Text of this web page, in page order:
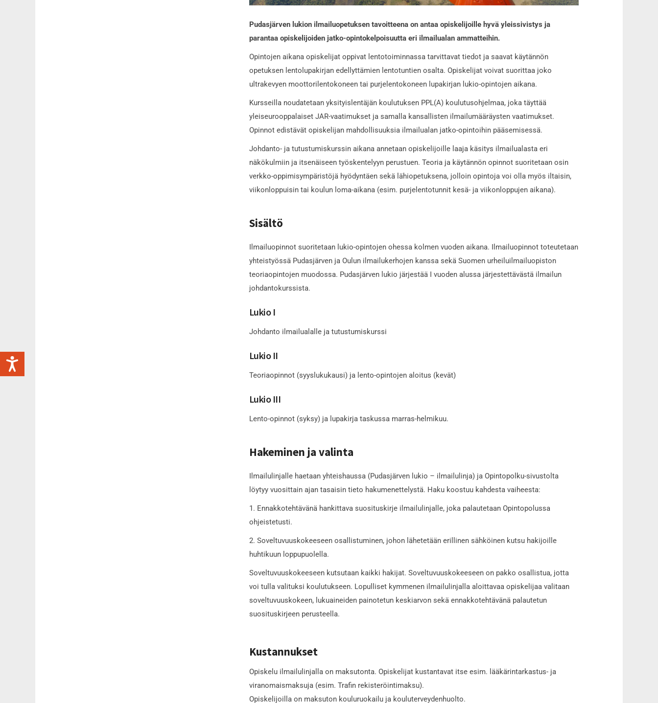
Pudasjärven lukion ilmailuopetuksen tavoitteena on antaa opiskelijoille hyvä yleissivistys ja
parantaa opiskelijoiden jatko-opintokelpoisuutta eri ilmailualan ammatteihin.
Opintojen aikana opiskelijat oppivat lentotoiminnassa tarvittavat tiedot ja saavat käytännön
opetuksen lentolupakirjan edellyttämien lentotuntien osalta. Opiskelijat voivat suorittaa joko
ultrakevyen moottorilentokoneen tai purjelentokoneen lupakirjan lukio-opintojen aikana.
Kursseilla noudatetaan yksityislentäjän koulutuksen PPL(A) koulutusohjelmaa, joka täyttää
yleiseurooppalaiset JAR-vaatimukset ja samalla kansallisten ilmailumääräysten vaatimukset.
Opinnot edistävät opiskelijan mahdollisuuksia ilmailualan jatko-opintoihin pääsemisessä.
Johdanto- ja tutustumiskurssin aikana annetaan opiskelijoille laaja käsitys ilmailualasta eri
näkökulmiin ja itsenäiseen työskentelyyn perustuen. Teoria ja käytännön opinnot suoritetaan osin
verkko-oppimisympäristöjä hyödyntäen sekä lähiopetuksena, jolloin opintoja voi olla myös iltaisin,
viikonloppuisin tai koulun loma-aikana (esim. purjelentotunnit kesä- ja viikonloppujen aikana).
Sisältö
Ilmailuopinnot suoritetaan lukio-opintojen ohessa kolmen vuoden aikana. Ilmailuopinnot toteutetaan
yhteistyössä Pudasjärven ja Oulun ilmailukerhojen kanssa sekä Suomen urheiluilmailuopiston
teoriaopintojen muodossa. Pudasjärven lukio järjestää I vuoden alussa järjestettävästä ilmailun
johdantokurssista.
Lukio I
Johdanto ilmailualalle ja tutustumiskurssi
Lukio II
Teoriaopinnot (syyslukukausi) ja lento-opintojen aloitus (kevät)
Lukio III
Lento-opinnot (syksy) ja lupakirja taskussa marras-helmikuu.
Hakeminen ja valinta
Ilmailulinjalle haetaan yhteishaussa (Pudasjärven lukio – ilmailulinja) ja Opintopolku-sivustolta
löytyy vuosittain ajan tasaisin tieto hakumenettelystä. Haku koostuu kahdesta vaiheesta:
1. Ennakkotehtävänä hankittava suosituskirje ilmailulinjalle, joka palautetaan Opintopolussa
ohjeistetusti.
2. Soveltuvuuskokeeseen osallistuminen, johon lähetetään erillinen sähköinen kutsu hakijoille
huhtikuun loppupuolella.
Soveltuvuuskokeeseen kutsutaan kaikki hakijat. Soveltuvuuskokeeseen on pakko osallistua, jotta
voi tulla valituksi koulutukseen. Lopulliset kymmenen ilmailulinjalla aloittavaa opiskelijaa valitaan
soveltuvuuskokeen, lukuaineiden painotetun keskiarvon sekä ennakkotehtävänä palautetun
suosituskirjeen perusteella.
Kustannukset
Opiskelu ilmailulinjalla on maksutonta. Opiskelijat kustantavat itse esim. lääkärintarkastus- ja
viranomaismaksuja (esim. Trafin rekisteröintimaksu).
Opiskelijoilla on maksuton kouluruokailu ja kouluterveydenhuolto.